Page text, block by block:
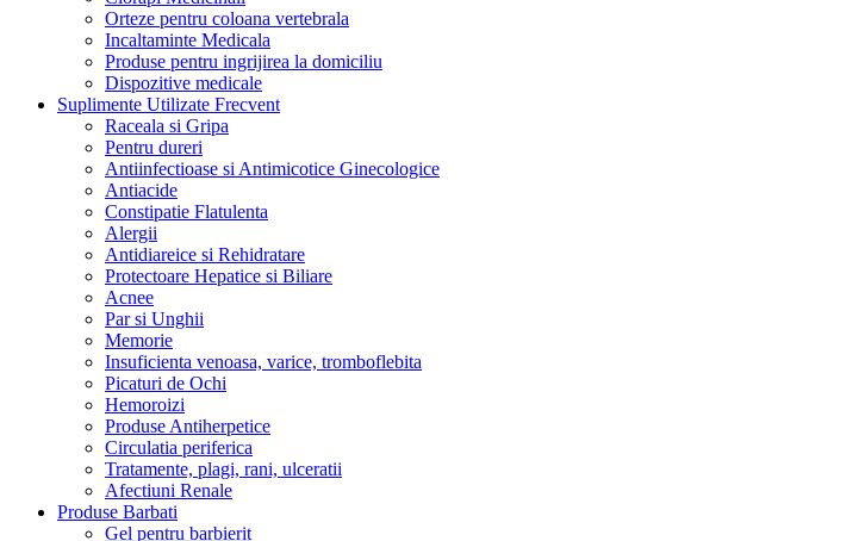
Orteze pentru coloana vertebrala
Incaltaminte Medicala
Produse pentru ingrijirea la domiciliu
Dispozitive medicale
Suplimente Utilizate Frecvent
Raceala si Gripa
Pentru dureri
Antiinfectioase si Antimicotice Ginecologice
Antiacide
Constipatie Flatulenta
Alergii
Antidiareice si Rehidratare
Protectoare Hepatice si Biliare
Acnee
Par si Unghii
Memorie
Insuficienta venoasa, varice, tromboflebita
Picaturi de Ochi
Hemoroizi
Produse Antiherpetice
Circulatia periferica
Tratamente, plagi, rani, ulceratii
Afectiuni Renale
Produse Barbati
Gel pentru barbierit